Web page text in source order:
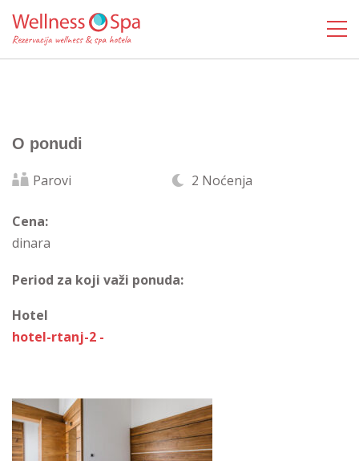
O ponudi
Parovi 2 Noćenja
Cena:
dinara
Period za koji važi ponuda:
Hotel
hotel-rtanj-2 -